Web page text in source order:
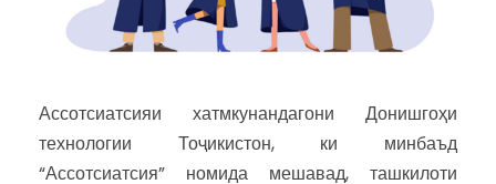
Ассотсиатсияи хатмкунандагони Донишгоҳи
технологии Тоҷикистон, ки минбаъд
“Ассотсиатсия” номида мешавад, ташкилоти